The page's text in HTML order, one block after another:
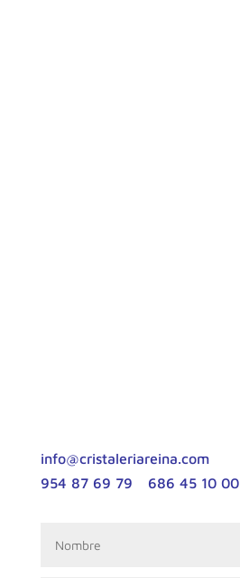
info@cristaleriareina.com
954 87 69 79
686 45 10 00